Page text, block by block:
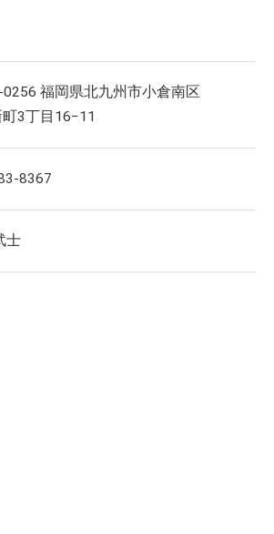
0256 福岡県北九州市小倉南区
3丁目16−11
8367
士